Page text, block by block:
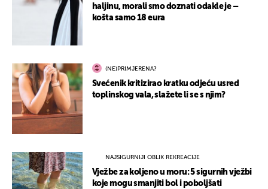
haljinu, morali smo doznati odakle je –
košta samo 18 eura
(NE)PRIMJERENA?
Svećenik kritizirao kratku odjeću usred
toplinskog vala, slažete li se s njim?
NAJSIGURNIJI OBLIK REKREACIJE
Vježbe za koljeno u moru: 5 sigurnih vježbi
koje mogu smanjiti bol i poboljšati